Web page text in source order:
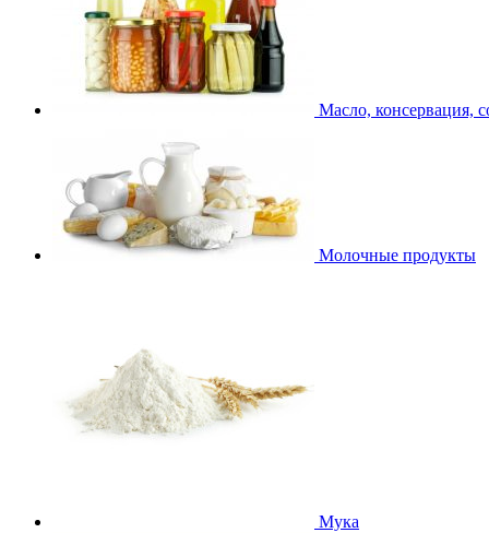
Масло, консервация,
Молочные продукты
Мука